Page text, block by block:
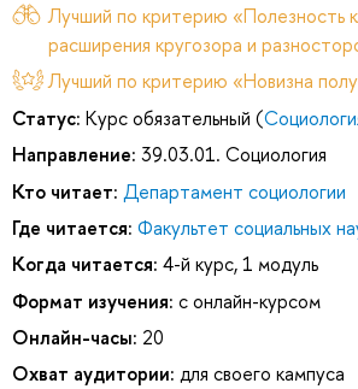
Лучший по критерию «Полезность
расширения кругозора и
Лучший по критерию «Новизна
Статус: Курс обязательный (
Направление: 39.03.01. Социология
Кто читает: Департамент социологии
Где читается: Факультет социальных
Когда читается: 4-й курс, 1 модуль
Формат изучения: с онлайн-курсом
Онлайн-часы: 20
Охват аудитории: для своего кампуса